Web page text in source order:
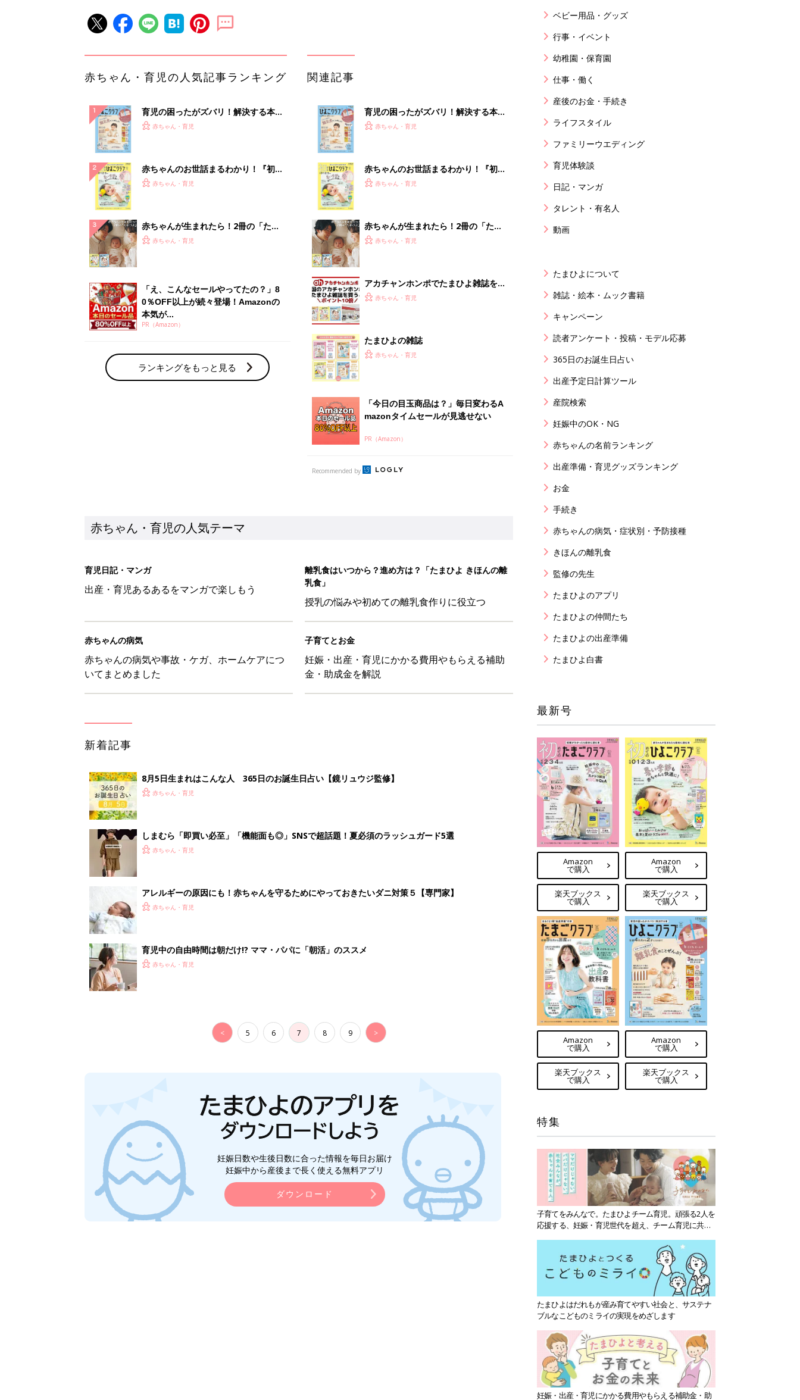
赤ちゃん・育児の人気記事ランキング
育児の困ったがズバリ！解決する本
『ひよこクラブ 秋号』 4カ月～2才
赤ちゃん・育児
赤ちゃんのお世話まるわかり！『初め
てのひよこクラブ 夏号』〈巻頭大特
赤ちゃん・育児
赤ちゃんが生まれたら！2冊の「たま
ひよ」
赤ちゃん・育児
「え、こんなセールやってたの？」8
0％OFF以上が続々登場！Amazonの
本気が...
PR（Amazon）
ランキングをもっと見る
関連記事
育児の困ったがズバリ！解決する本
『ひよこクラブ 秋号』 4カ月～2才
赤ちゃん・育児
赤ちゃんのお世話まるわかり！『初め
てのひよこクラブ 夏号』〈巻頭大特
赤ちゃん・育児
赤ちゃんが生まれたら！2冊の「たま
ひよ」
赤ちゃん・育児
アカチャンホンポでたまひよ雑誌を買
うとポイント10倍【期間限定】
赤ちゃん・育児
たまひよの雑誌
赤ちゃん・育児
「今日の目玉商品は？」毎日変わるA
mazonタイムセールが見逃せない
PR（Amazon）
Recommended by
赤ちゃん・育児の人気テーマ
育児日記・マンガ
出産・育児あるあるをマンガで楽しもう
離乳食はいつから？進め方は？「たまひよ きほんの離
乳食」
授乳の悩みや初めての離乳食作りに役立つ
赤ちゃんの病気
赤ちゃんの病気や事故・ケガ、ホームケアにつ
いてまとめました
子育てとお金
妊娠・出産・育児にかかる費用やもらえる補助
金・助成金を解説
新着記事
8月5日生まれはこんな人 365日のお誕生日占い【鏡リュウジ監修】
赤ちゃん・育児
しまむら「即買い必至」「機能面も◎」SNSで超話題！夏必須のラッシュガード5選
赤ちゃん・育児
アレルギーの原因にも！赤ちゃんを守るためにやっておきたいダニ対策５【専門家】
赤ちゃん・育児
育児中の自由時間は朝だけ!? ママ・パパに「朝活」のススメ
赤ちゃん・育児
< 5 6 7 8 9 >
妊娠日数や生後日数に合った情報を毎日お届け
妊娠中から産後まで長く使える無料アプリ
ダウンロード
ベビー用品・グッズ
行事・イベント
幼稚園・保育園
仕事・働く
産後のお金・手続き
ライフスタイル
ファミリーウエディング
育児体験談
日記・マンガ
タレント・有名人
動画
たまひよについて
雑誌・絵本・ムック書籍
キャンペーン
読者アンケート・投稿・モデル応募
365日のお誕生日占い
出産予定日計算ツール
産院検索
妊娠中のOK・NG
赤ちゃんの名前ランキング
出産準備・育児グッズランキング
お金
手続き
赤ちゃんの病気・症状別・予防接種
きほんの離乳食
監修の先生
たまひよのアプリ
たまひよの仲間たち
たまひよの出産準備
たまひよ白書
最新号
Amazon
で購入
楽天ブックス
で購入
Amazon
で購入
楽天ブックス
で購入
Amazon
で購入
楽天ブックス
で購入
Amazon
で購入
楽天ブックス
で購入
特集
子育てをみんなで。たまひよチーム育児。頑張る2人を
応援する、妊娠・育児世代を超え、チーム育児に共感
たまひよはだれもが産み育てやすい社会と、サステナ
ブルなこどものミライの実現をめざします
妊娠・出産・育児にかかる費用やもらえる補助金・助